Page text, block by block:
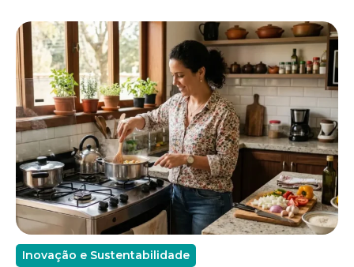
Inovação e Sustentabilidade